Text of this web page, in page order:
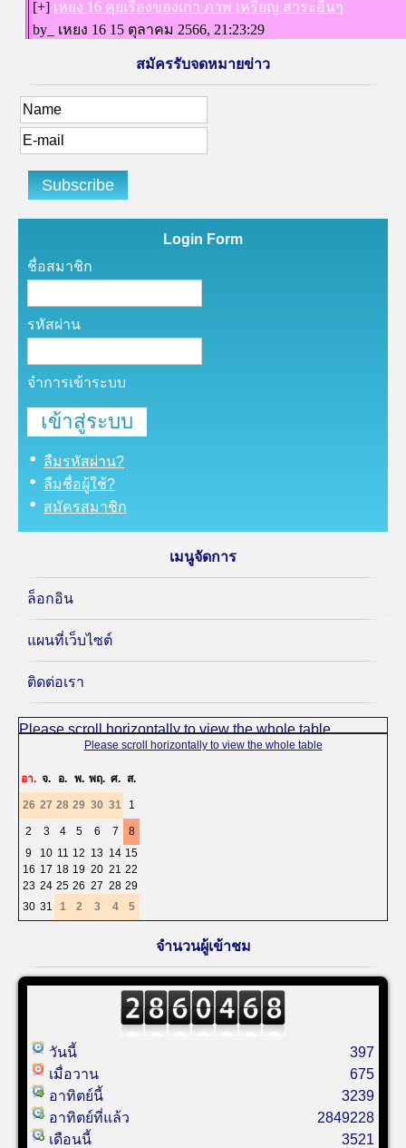
สมัครรับจดหมายข่าว
Login Form
ชื่อสมาชิก
รหัสผ่าน
จำการเข้าระบบ
ลืมรหัสผ่าน?
ลืมชื่อผู้ใช้?
สมัครสมาชิก
เมนูจัดการ
ล็อกอิน
แผนที่เว็บไซต์
ติดต่อเรา
อา. จ. อ. พ. พฤ. ศ. ส.
26 27 28 29 30 31 1
2 3 4 5 6 7
8
9
10 11 12 13 14 15
16 17 18 19 20 21 22
23 24 25 26 27 28 29
30 31 1 2 3 4 5
จำนวนผู้เข้าชม
วันนี้
เมื่อวาน
อาทิตย์นี้
อาทิตย์ที่แล้ว
เดือนนี้
397
675
3239
2849228
3521